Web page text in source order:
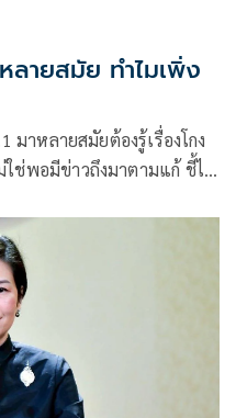
ายสมัย ทำไมเพิ่ง
าหลายสมัยต้องรู้เรื่องโกง
ช่พอมีข่าวถึงมาตามแก้ ชี้ไม่